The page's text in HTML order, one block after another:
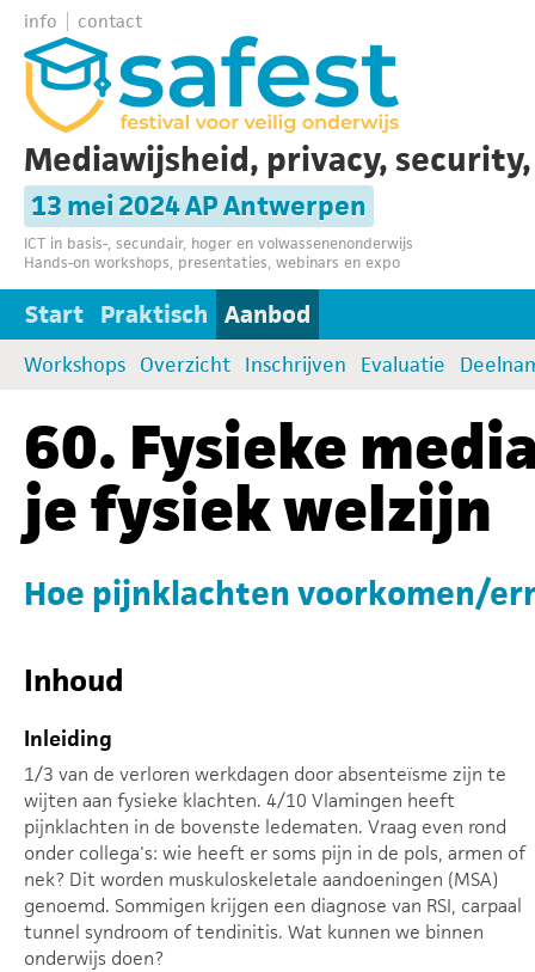
info contact
Mediawijsheid, privacy,
13 mei 2024 AP Antwerpen
ICT in basis-, secundair, hoger en volwassenenonderwijs
Hands-on workshops, presentaties, webinars en expo
Start Praktisch Aanbod
Workshops Overzicht Inschrijven Evaluatie
60. Fysieke
je fysiek welzijn
Hoe pijnklachten voorkomen/
Inhoud
Inleiding
1/3 van de verloren werkdagen door absenteïsme zijn te
wijten aan fysieke klachten. 4/10 Vlamingen heeft
pijnklachten in de bovenste ledematen. Vraag even rond
onder collega's: wie heeft er soms pijn in de pols, armen of
nek? Dit worden muskuloskeletale aandoeningen (MSA)
genoemd. Sommigen krijgen een diagnose van RSI, carpaal
tunnel syndroom of tendinitis. Wat kunnen we binnen
onderwijs doen?